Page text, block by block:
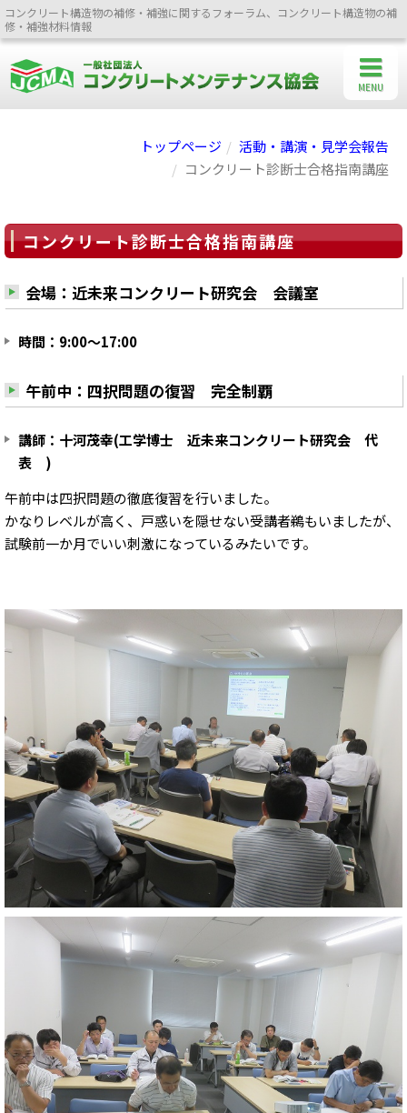
コンクリート構造物の補修・補強に関するフォーラム、コンクリート構造物の補
修・補強材料情報
トップページ
活動・講演・見学会報告
コンクリート診断士合格指南講座
コンクリート診断士合格指南講座
会場：近未来コンクリート研究会 会議室
時間：9:00～17:00
午前中：四択問題の復習 完全制覇
講師：十河茂幸(工学博士 近未来コンクリート研究会 代
表 )
午前中は四択問題の徹底復習を行いました。
かなりレベルが高く、戸惑いを隠せない受講者鵜もいましたが、
試験前一か月でいい刺激になっているみたいです。
MENU